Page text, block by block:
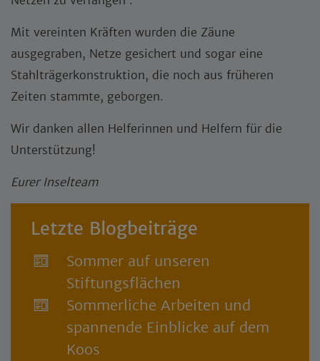
Mit vereinten Kräften wurden die Zäune
ausgegraben, Netze gesichert und sogar eine
Stahlträgerkonstruktion, die noch aus früheren
Zeiten stammte, geborgen.
Wir danken allen Helferinnen und Helfern für die
Unterstützung!
Eurer Inselteam
Letzte Blogbeiträge
Sommer auf unseren
Stiftungsflächen
Sommerliche Arbeiten und
spannende Einblicke auf dem
Koos